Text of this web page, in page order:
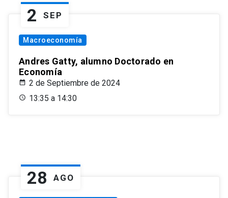
2 SEP
Macroeconomía
Andres Gatty, alumno Doctorado en
Economía
2 de Septiembre de 2024
13:35 a 14:30
28 AGO